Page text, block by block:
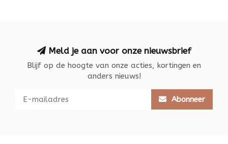
Meld je aan voor onze nieuwsbrief
Blijf op de hoogte van onze acties, kortingen en
anders nieuws!
Abonneer